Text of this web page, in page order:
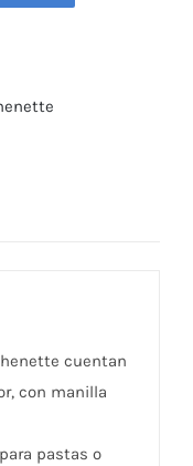
cuentan
con manilla
pastas o